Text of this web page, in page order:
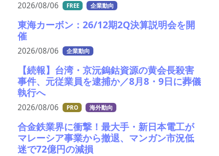
2026/08/06 FREE 企業動向
東海カーボン：26/12期2Q決算説明会を開
催
2026/08/06 企業動向
【続報】台湾・京沅鎢鈷資源の黄会長殺害
事件、元従業員を逮捕か／8月8・9日に葬儀
執行へ
2026/08/06 PRO 海外動向
合金鉄業界に衝撃！最大手・新日本電工が
マレーシア事業から撤退、マンガン市況低
迷で72億円の減損